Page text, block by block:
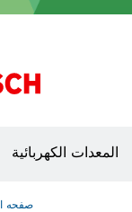
المعدات الكهربائية
صفحه